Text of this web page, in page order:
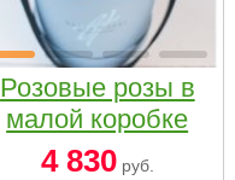
Розовые розы в
малой коробке
4 830руб.